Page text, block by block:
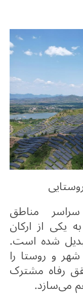
مناطق
یکی از ارکان
شده است.
و روستا را
رفاه مشترک
می‌سازد.